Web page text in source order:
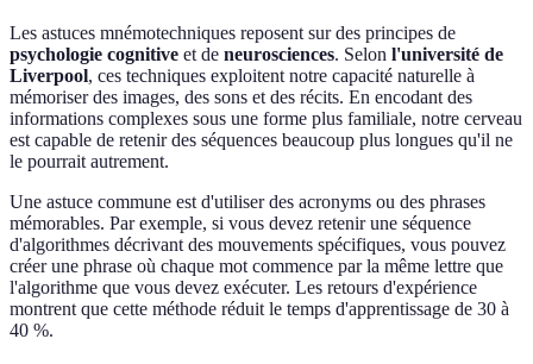
Les astuces mnémotechniques reposent sur des principes de
psychologie cognitive et de neurosciences. Selon l'université de
Liverpool, ces techniques exploitent notre capacité naturelle à
mémoriser des images, des sons et des récits. En encodant des
informations complexes sous une forme plus familiale, notre cerveau
est capable de retenir des séquences beaucoup plus longues qu'il ne
le pourrait autrement.
Une astuce commune est d'utiliser des acronyms ou des phrases
mémorables. Par exemple, si vous devez retenir une séquence
d'algorithmes décrivant des mouvements spécifiques, vous pouvez
créer une phrase où chaque mot commence par la même lettre que
l'algorithme que vous devez exécuter. Les retours d'expérience
montrent que cette méthode réduit le temps d'apprentissage de 30 à
40 %.